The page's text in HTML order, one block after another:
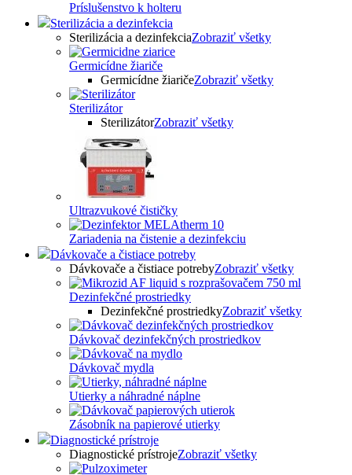
Príslušenstvo k holteru
Sterilizácia a dezinfekcia
Sterilizácia a dezinfekciaZobraziť všetky
Germicídne žiariče
Germicídne žiaričeZobraziť všetky
Sterilizátor
SterilizátorZobraziť všetky
Ultrazvukové čističky
Zariadenia na čistenie a dezinfekciu
Dávkovače a čistiace potreby
Dávkovače a čistiace potrebyZobraziť všetky
Dezinfekčné prostriedky
Dezinfekčné prostriedkyZobraziť všetky
Dávkovač dezinfekčných prostriedkov
Dávkovač mydla
Utierky a náhradné náplne
Zásobník na papierové utierky
Diagnostické prístroje
Diagnostické prístrojeZobraziť všetky